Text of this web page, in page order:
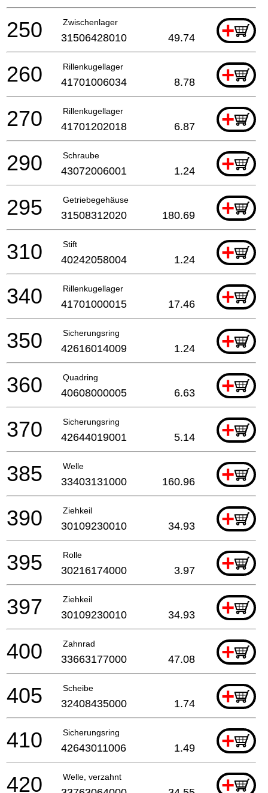
Zwischenlager +
250 31506428010 49.74
Rillenkugellager +
260 41701006034 8.78
Rillenkugellager +
270 41701202018 6.87
Schraube +
290 43072006001 1.24
Getriebegehäuse +
295 31508312020 180.69
Stift +
310 40242058004 1.24
Rillenkugellager +
340 41701000015 17.46
Sicherungsring +
350 42616014009 1.24
Quadring +
360 40608000005 6.63
Sicherungsring +
370 42644019001 5.14
Welle +
385 33403131000 160.96
Ziehkeil +
390 30109230010 34.93
Rolle +
395 30216174000 3.97
Ziehkeil +
397 30109230010 34.93
Zahnrad +
400 33663177000 47.08
Scheibe +
405 32408435000 1.74
Sicherungsring +
410 42643011006 1.49
Welle, verzahnt +
420